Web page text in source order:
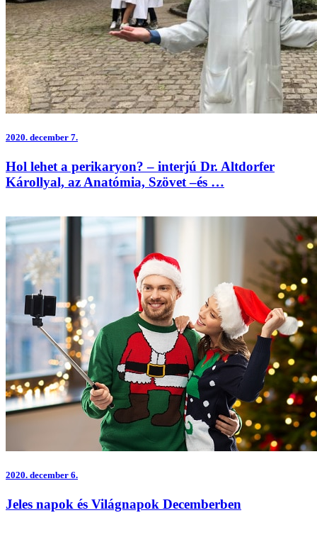
2020. december 7.
Hol lehet a perikaryon? – interjú Dr. Altdorfer
Károllyal, az Anatómia, Szövet –és …
2020. december 6.
Jeles napok és Világnapok Decemberben